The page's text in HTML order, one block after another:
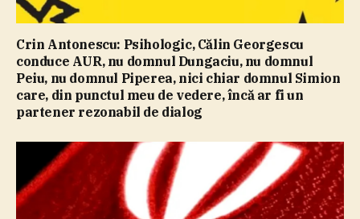
Crin Antonescu: Psihologic, Călin Georgescu
conduce AUR, nu domnul Dungaciu, nu domnul
Peiu, nu domnul Piperea, nici chiar domnul Simion
care, din punctul meu de vedere, încă ar fi un
partener rezonabil de dialog